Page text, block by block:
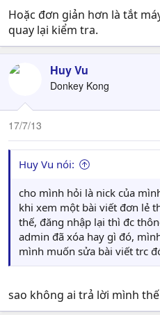
Hoặc đơn giản hơn là tắt
quay lại kiểm tra.
Huy Vu
Donkey Kong
17/7/13
Huy Vu nói:
cho mình hỏi là nick của
khi xem một bài viết đơn lẻ
thế, đăng nhập lại thì đc
admin đã xóa hay gì đó,
mình muốn sửa bài viết trc
sao không ai trả lời mình thế